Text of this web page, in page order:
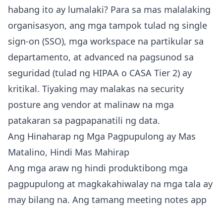
habang ito ay lumalaki? Para sa mas malalaking
organisasyon, ang mga tampok tulad ng single
sign-on (SSO), mga workspace na partikular sa
departamento, at advanced na pagsunod sa
seguridad (tulad ng HIPAA o CASA Tier 2) ay
kritikal. Tiyaking may malakas na security
posture ang vendor at malinaw na mga
patakaran sa pagpapanatili ng data.
Ang Hinaharap ng Mga Pagpupulong ay Mas
Matalino, Hindi Mas Mahirap
Ang mga araw ng hindi produktibong mga
pagpupulong at magkakahiwalay na mga tala ay
may bilang na. Ang tamang meeting notes app